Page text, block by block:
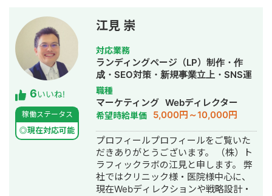
した。SEO対策においては、ゼロから
立ち上げた新規サイトをニッチ市場で
サービスキーワード検索1位に導き、月
間1.5万PV、月商500万円の売上を実現
した実績があります。 エンジニア知識
を持ったSEOディレクターとして、大
量のページを作成するようないわゆる
データベース型のサイトの構築も得意
です。 競合が対応しきれないような細
かいキーワードまで対策して、お問合
せにつなげる戦略でお客様の売上に貢
献します。 少し珍しいキャリアの特徴
として、Fリーグ（フットサル日本トッ
プリーグ）のエスポラーダ北海道、バ
サジィ大分でプロ選手として活動しな
6いいね!
稼働ステータス
◎現在対応可能
江見 崇
対応業務
ランディングページ（LP）制作・作
成・SEO対策・新規事業立上・SNS運
用代行・記事作成代行・ライティン
グ・翻訳・ホームページ制作・作成・
バナー制作・デザイン・ロゴデザイ
ン・作成・イラスト制作・リスティン
グ広告運用代行
職種
マーケティング Webディレクター
希望時給単価 5,000円～10,000円
プロフィールプロフィールをご覧いた
だきありがとうございます。 （株）ト
ラフィックラボの江見と申します。 弊
社ではクリニック様・医院様中心に、
現在Webディレクションや戦略設計・